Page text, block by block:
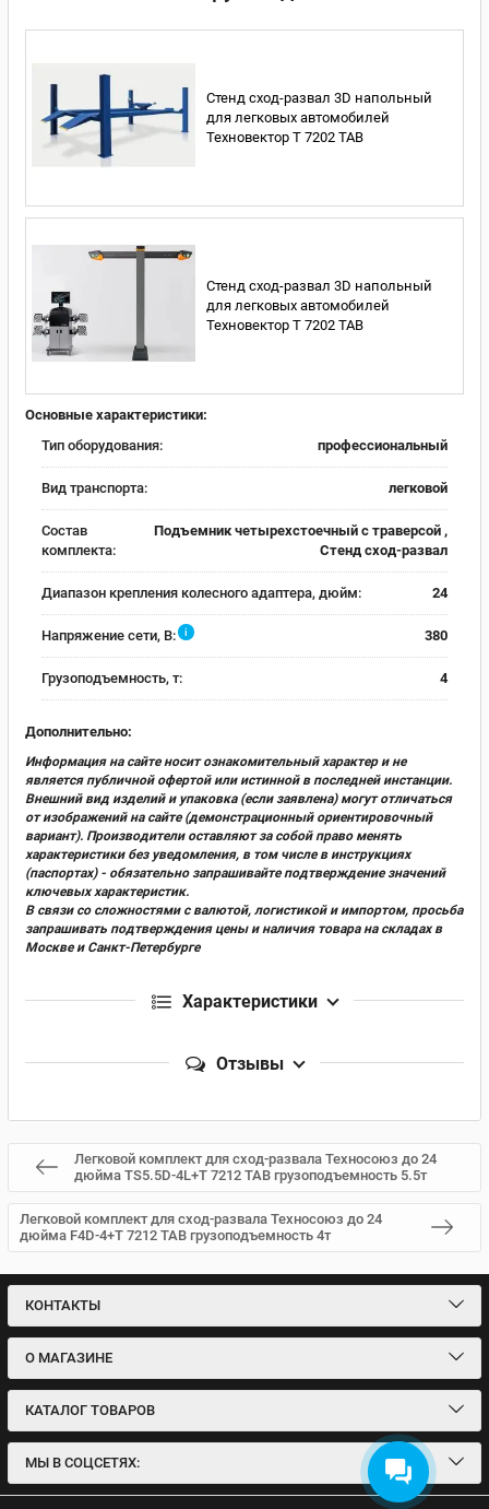
Стенд сход-развал 3D напольный
для легковых автомобилей
Техновектор T 7202 TAB
Стенд сход-развал 3D напольный
для легковых автомобилей
Техновектор T 7202 TAB
Основные характеристики:
Тип оборудования:
профессиональный
Вид транспорта: легковой
Состав
комплекта:
Подъемник четырехстоечный с траверсой ,
Стенд сход-развал
Диапазон крепления колесного адаптера, дюйм: 24
Напряжение сети, В: i 380
Грузоподъемность, т: 4
Дополнительно:
Информация на сайте носит ознакомительный характер и не
является публичной офертой или истинной в последней инстанции.
Внешний вид изделий и упаковка (если заявлена) могут отличаться
от изображений на сайте (демонстрационный ориентировочный
вариант). Производители оставляют за собой право менять
характеристики без уведомления, в том числе в инструкциях
(паспортах) - обязательно запрашивайте подтверждение значений
ключевых характеристик.
В связи со сложностями с валютой, логистикой и импортом, просьба
запрашивать подтверждения цены и наличия товара на складах в
Москве и Санкт-Петербурге
Характеристики
Отзывы
Легковой комплект для сход-развала Техносоюз до 24
дюйма TS5.5D-4L+T 7212 TAB грузоподъемность 5.5т
Легковой комплект для сход-развала Техносоюз до 24
дюйма F4D-4+T 7212 TAB грузоподъемность 4т
КОНТАКТЫ
О МАГАЗИНЕ
КАТАЛОГ ТОВАРОВ
МЫ В СОЦСЕТЯХ: